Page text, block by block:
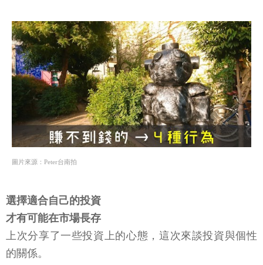
圖片來源：Peter台南拍
選擇適合自己的投資
才有可能在市場長存
上次分享了一些投資上的心態，這次來談投資與個性
的關係。